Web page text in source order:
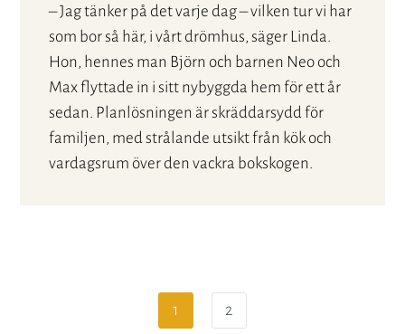
– Jag tänker på det varje dag – vilken tur vi har
som bor så här, i vårt drömhus, säger Linda.
Hon, hennes man Björn och barnen Neo och
Max flyttade in i sitt nybyggda hem för ett år
sedan. Planlösningen är skräddarsydd för
familjen, med strålande utsikt från kök och
vardagsrum över den vackra bokskogen.
1 2